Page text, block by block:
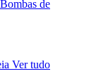
Bombas de
Ver tudo